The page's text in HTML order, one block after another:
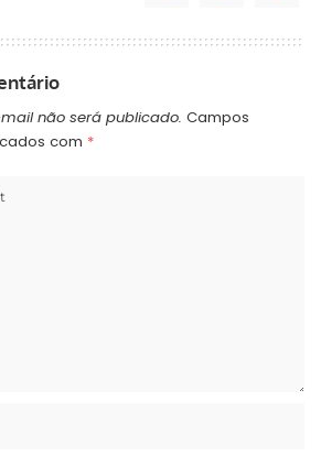
não será publicado. Campos
com *